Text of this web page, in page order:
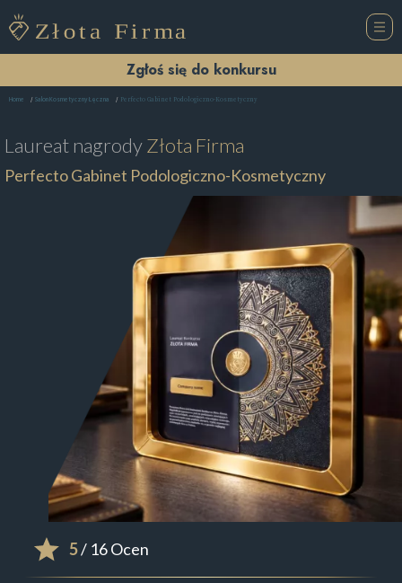
Zgłoś się do konkursu
Home Salon Kosmetyczny Łęczna Perfecto Gabinet Podologiczno-Kosmetyczny
Laureat nagrodyZłota Firma
Perfecto Gabinet Podologiczno-Kosmetyczny
5/ 16 Ocen